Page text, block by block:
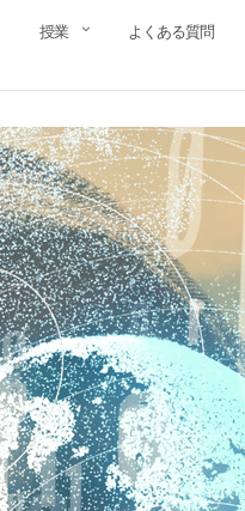
授業 よくある質問